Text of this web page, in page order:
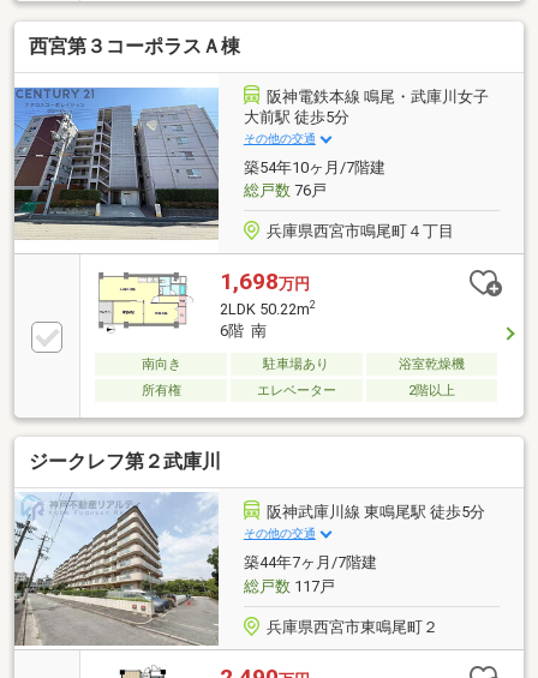
西宮第３コーポラスＡ棟
阪神電鉄本線 鳴尾・武庫川女子
大前駅 徒歩5分
その他の交通
築54年10ヶ月/7階建
総戸数76戸
兵庫県西宮市鳴尾町４丁目
1,698万円
2LDK 50.22m2
6階 南
南向き 駐車場あり
浴室乾燥機
所有権
エレベーター 2階以上
ジークレフ第２武庫川
阪神武庫川線 東鳴尾駅 徒歩5分
その他の交通
築44年7ヶ月/7階建
総戸数117戸
兵庫県西宮市東鳴尾町２